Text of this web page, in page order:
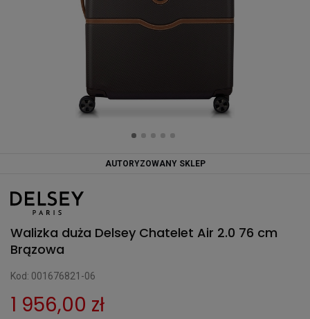
AUTORYZOWANY SKLEP
Walizka duża Delsey Chatelet Air 2.0 76 cm
Brązowa
Kod: 001676821-06
1 956,00 zł